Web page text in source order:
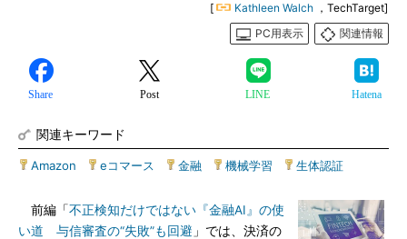
[ Kathleen Walch ，TechTarget]
PC用表示
関連情報
Share Post LINE Hatena
関連キーワード
Amazon eコマース 金融 機械学習 生体認証
前編「不正検知だけではない『金融AI』の使
い道 与信審査の“失敗”も回避 」では、決済の